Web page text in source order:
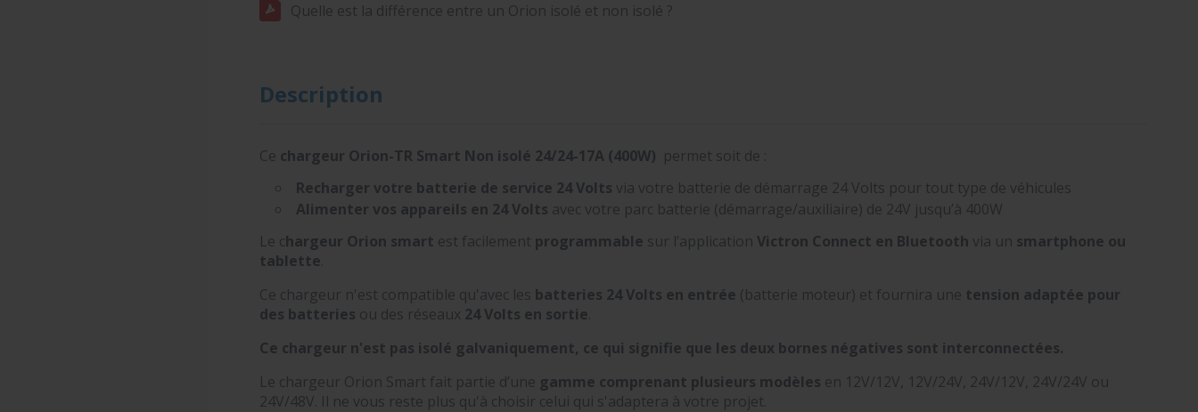
Quelle est la différence entre un Orion isolé et non isolé ?
Description
Ce chargeur Orion-TR Smart Non isolé 24/24-17A (400W) permet soit de :
Recharger votre batterie de service 24 Volts via votre batterie de démarrage 24 Volts pour tout type de véhicules
Alimenter vos appareils en 24Volts avec votre parc batterie (démarrage/auxiliaire) de 24V jusqu’à 400W
Le chargeur Orion smart est facilement programmable sur l’application Victron Connect en Bluetooth via un smartphone ou
tablette.
Ce chargeur n'est compatible qu'avec les batteries 24 Volts en entrée (batterie moteur) et fournira une tension adaptée pour
des batteries ou des réseaux 24 Volts en sortie.
Ce chargeur n'est pas isolé galvaniquement, ce qui signifie que les deux bornes négatives sont interconnectées.
Le chargeur Orion Smart fait partie d’une gamme comprenant plusieurs modèles en 12V/12V, 12V/24V, 24V/12V, 24V/24V ou
24V/48V. Il ne vous reste plus qu'à choisir celui qui s'adaptera à votre projet.